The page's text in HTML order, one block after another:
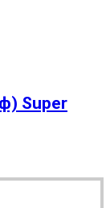
Super